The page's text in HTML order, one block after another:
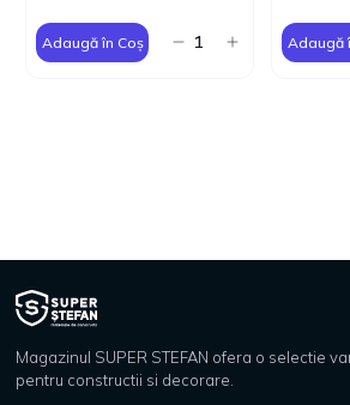
Adaugă în Coș Adaugă
Magazinul SUPER STEFAN ofera o selectie
pentru constructii si decorare.